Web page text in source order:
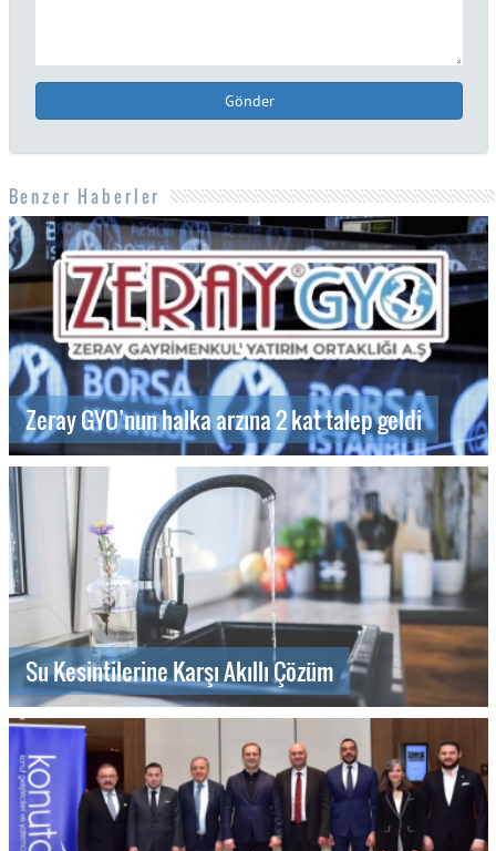
Gönder
Benzer Haberler
Zeray GYO’nun halka arzına 2 kat talep geldi
Su Kesintilerine Karşı Akıllı Çözüm